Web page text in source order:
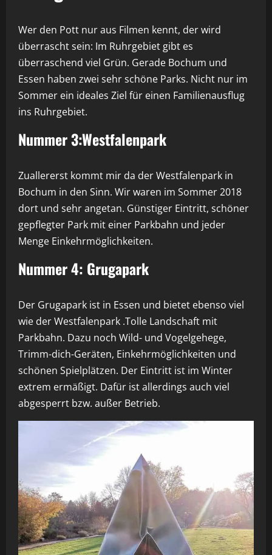
Wer den Pott nur aus Filmen kennt, der wird
überrascht sein: Im Ruhrgebiet gibt es
überraschend viel Grün. Gerade Bochum und
Essen haben zwei sehr schöne Parks. Nicht nur im
Sommer ein ideales Ziel für einen Familienausflug
ins Ruhrgebiet.
Nummer 3:Westfalenpark
Zuallererst kommt mir da der Westfalenpark in
Bochum in den Sinn. Wir waren im Sommer 2018
dort und sehr angetan. Günstiger Eintritt, schöner
gepflegter Park mit einer Parkbahn und jeder
Menge Einkehrmöglichkeiten.
Nummer 4: Grugapark
Der Grugapark ist in Essen und bietet ebenso viel
wie der Westfalenpark .Tolle Landschaft mit
Parkbahn. Dazu noch Wild- und Vogelgehege,
Trimm-dich-Geräten, Einkehrmöglichkeiten und
schönen Spielplätzen. Der Eintritt ist im Winter
extrem ermäßigt. Dafür ist allerdings auch viel
abgesperrt bzw. außer Betrieb.